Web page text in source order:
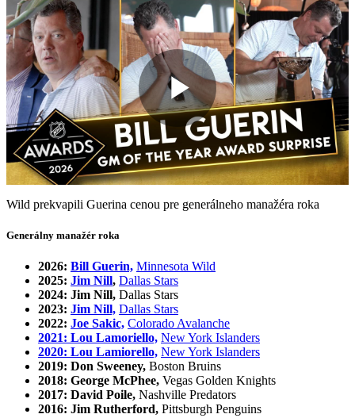
Play
Video
Wild prekvapili Guerina cenou pre generálneho manažéra roka
Generálny manažér roka
2026: Bill Guerin, Minnesota Wild
2025: Jim Nill, Dallas Stars
2024: Jim Nill, Dallas Stars
2023: Jim Nill, Dallas Stars
2022: Joe Sakic, Colorado Avalanche
2021: Lou Lamoriello, New York Islanders
2020: Lou Lamiorello, New York Islanders
2019: Don Sweeney, Boston Bruins
2018: George McPhee, Vegas Golden Knights
2017: David Poile, Nashville Predators
2016: Jim Rutherford, Pittsburgh Penguins